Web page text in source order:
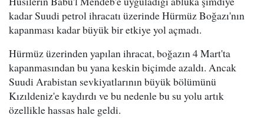
kadar Suudi petrol ihracatı üzerinde Hürmüz Boğazı'nın
kapanması kadar büyük bir etkiye yol açmadı.
Hürmüz üzerinden yapılan ihracat, boğazın 4 Mart'ta
kapanmasından bu yana keskin biçimde azaldı. Ancak
Suudi Arabistan sevkiyatlarının büyük bölümünü
Kızıldeniz'e kaydırdı ve bu nedenle bu su yolu artık
özellikle hassas hale geldi.